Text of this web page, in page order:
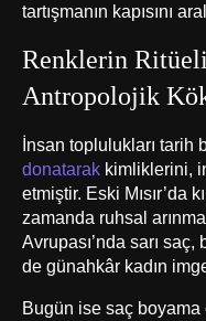
tartışmanın kapısını
Renklerin
Antropolojik
İnsan toplulukları tarih
donatarak kimliklerini,
etmiştir. Eski Mısır’da
zamanda ruhsal
Avrupası’nda sarı
de günahkâr kadın
Bugün ise saç